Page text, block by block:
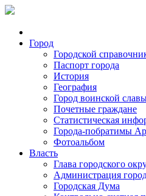
Город
Городской
Паспорт города
История
География
Город воинской
Почетные граждане
Статистическая
Города-побратимы
Фотоальбом
Власть
Глава городского
Администрация
Городская Дума